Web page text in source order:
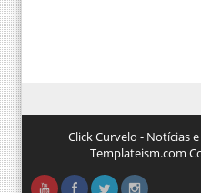
Click Curvelo - Notícias
Templateism.com